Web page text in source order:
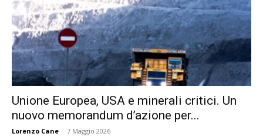
Unione Europea, USA e minerali critici. Un
nuovo memorandum d’azione per...
Lorenzo Cane - 7 Maggio 2026